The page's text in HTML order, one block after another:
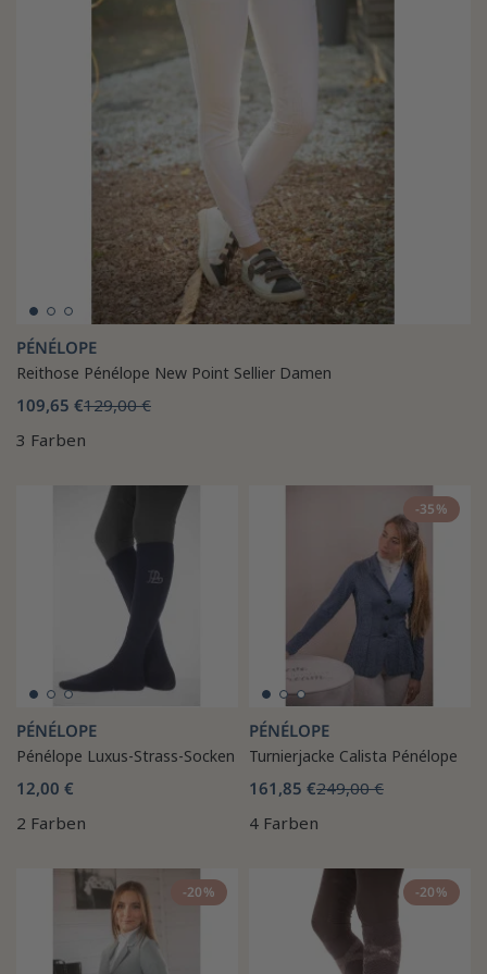
PÉNÉLOPE
Reithose Pénélope New Point Sellier Damen
109,65 €129,00 €
3 Farben
PÉNÉLOPE
Pénélope Luxus-Strass-Socken
12,00 €
2 Farben
-35%
PÉNÉLOPE
Turnierjacke Calista Pénélope
161,85 €249,00 €
4 Farben
-20% -20%